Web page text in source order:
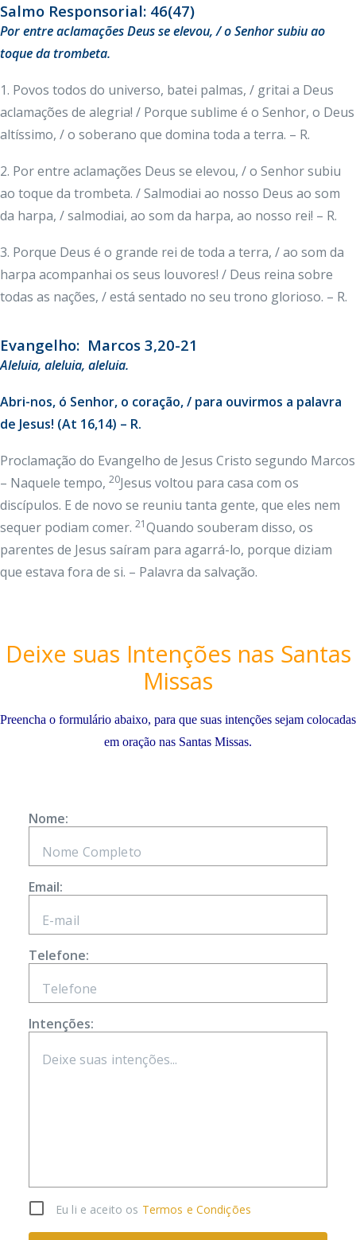
Salmo Responsorial: 46(47)
Por entre aclamações Deus se elevou, / o Senhor subiu ao
toque da trombeta.
1. Povos todos do universo, batei palmas, / gritai a Deus
aclamações de alegria! / Porque sublime é o Senhor, o Deus
altíssimo, / o soberano que domina toda a terra. – R.
2. Por entre aclamações Deus se elevou, / o Senhor subiu
ao toque da trombeta. / Salmodiai ao nosso Deus ao som
da harpa, / salmodiai, ao som da harpa, ao nosso rei! – R.
3. Porque Deus é o grande rei de toda a terra, / ao som da
harpa acompanhai os seus louvores! / Deus reina sobre
todas as nações, / está sentado no seu trono glorioso. – R.
Evangelho: Marcos 3,20-21
Aleluia, aleluia, aleluia.
Abri-nos, ó Senhor, o coração, / para ouvirmos a palavra
de Jesus! (At 16,14) – R.
Proclamação do Evangelho de Jesus Cristo segundo Marcos
– Naquele tempo, 20Jesus voltou para casa com os
discípulos. E de novo se reuniu tanta gente, que eles nem
sequer podiam comer. 21Quando souberam disso, os
parentes de Jesus saíram para agarrá-lo, porque diziam
que estava fora de si. – Palavra da salvação.
Deixe suas Intenções nas Santas
Missas
Preencha o formulário abaixo, para que suas intenções sejam colocadas
em oração nas Santas Missas.
Nome:
Email:
Telefone:
Intenções:
Eu li e aceito os Termos e Condições